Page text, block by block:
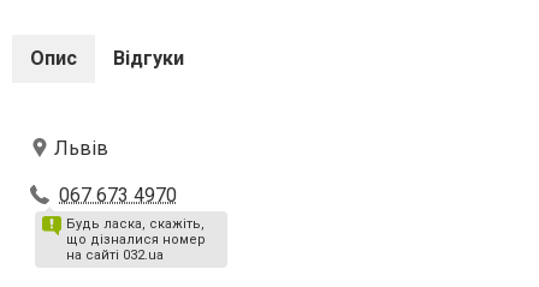
Опис Відгуки
Львів
067 673 4970
Будь ласка, скажіть,
що дізналися номер
на сайті 032.ua